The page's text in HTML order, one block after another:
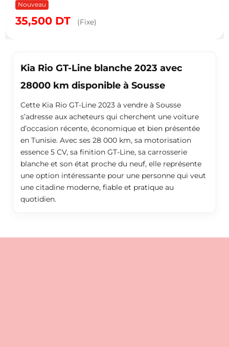
Nouveau
35,500 DT (Fixe)
Kia Rio GT-Line blanche 2023 avec
28000 km disponible à Sousse
Cette Kia Rio GT-Line 2023 à vendre à Sousse
s’adresse aux acheteurs qui cherchent une voiture
d’occasion récente, économique et bien présentée
en Tunisie. Avec ses 28 000 km, sa motorisation
essence 5 CV, sa finition GT-Line, sa carrosserie
blanche et son état proche du neuf, elle représente
une option intéressante pour une personne qui veut
une citadine moderne, fiable et pratique au
quotidien.